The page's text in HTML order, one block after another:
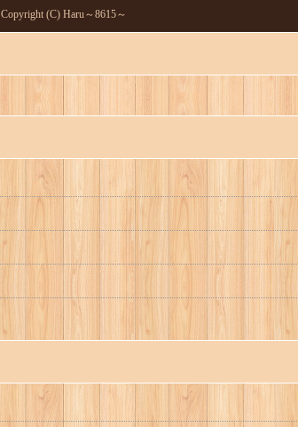
Copyright (C) Haru～8615～